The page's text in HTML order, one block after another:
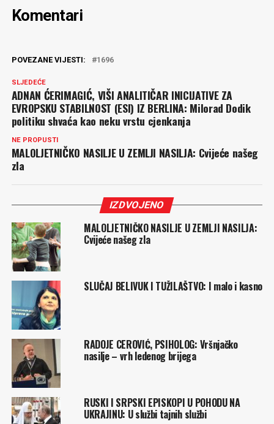
Komentari
POVEZANE VIJESTI: 1696
SLJEDEĆE
ADNAN ĆERIMAGIĆ, VIŠI ANALITIČAR INICIJATIVE ZA
EVROPSKU STABILNOST (ESI) IZ BERLINA: Milorad Dodik
politiku shvaća kao neku vrstu cjenkanja
NE PROPUSTI
MALOLJETNIČKO NASILJE U ZEMLJI NASILJA: Cvijeće našeg
zla
IZDVOJENO
MALOLJETNIČKO NASILJE U ZEMLJI NASILJA:
Cvijeće našeg zla
SLUČAJ BELIVUK I TUŽILAŠTVO: I malo i kasno
RADOJE CEROVIĆ, PSIHOLOG: Vršnjačko
nasilje – vrh ledenog brijega
RUSKI I SRPSKI EPISKOPI U POHODU NA
UKRAJINU: U službi tajnih službi